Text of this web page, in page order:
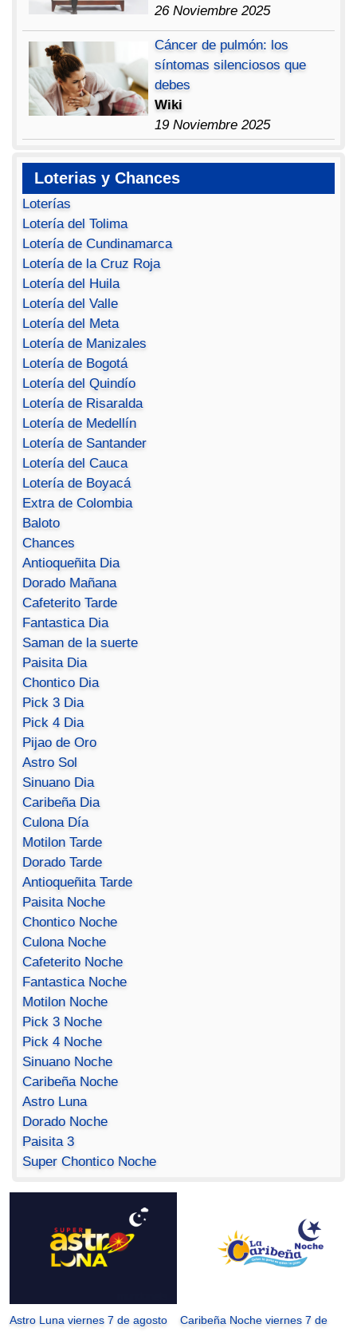
26 Noviembre 2025
Cáncer de pulmón: los
síntomas silenciosos que
debes
Wiki
19 Noviembre 2025
Loterias y Chances
Loterías
Lotería del Tolima
Lotería de Cundinamarca
Lotería de la Cruz Roja
Lotería del Huila
Lotería del Valle
Lotería del Meta
Lotería de Manizales
Lotería de Bogotá
Lotería del Quindío
Lotería de Risaralda
Lotería de Medellín
Lotería de Santander
Lotería del Cauca
Lotería de Boyacá
Extra de Colombia
Baloto
Chances
Antioqueñita Dia
Dorado Mañana
Cafeterito Tarde
Fantastica Dia
Saman de la suerte
Paisita Dia
Chontico Dia
Pick 3 Dia
Pick 4 Dia
Pijao de Oro
Astro Sol
Sinuano Dia
Caribeña Dia
Culona Día
Motilon Tarde
Dorado Tarde
Antioqueñita Tarde
Paisita Noche
Chontico Noche
Culona Noche
Cafeterito Noche
Fantastica Noche
Motilon Noche
Pick 3 Noche
Pick 4 Noche
Sinuano Noche
Caribeña Noche
Astro Luna
Dorado Noche
Paisita 3
Super Chontico Noche
Astro Luna viernes 7 de agosto
Caribeña Noche viernes 7 de